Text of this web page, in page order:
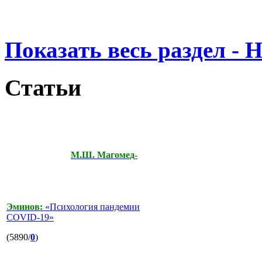
Показать весь раздел -
Статьи
М.Ш. Магомед-
Эминов: «Психология пандемии
COVID-19»
(5890/0)